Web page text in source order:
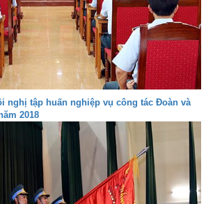
nghị tập huấn nghiệp vụ công tác Đoàn và
2018